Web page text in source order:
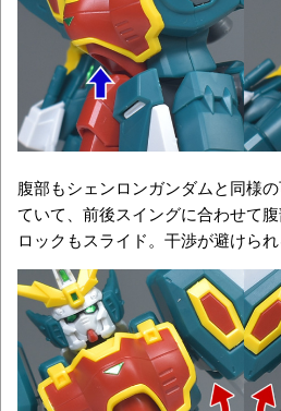
腹部もシェンロンガンダムと同様
ていて、前後スイングに合わせて
ロックもスライド。干渉が避けら